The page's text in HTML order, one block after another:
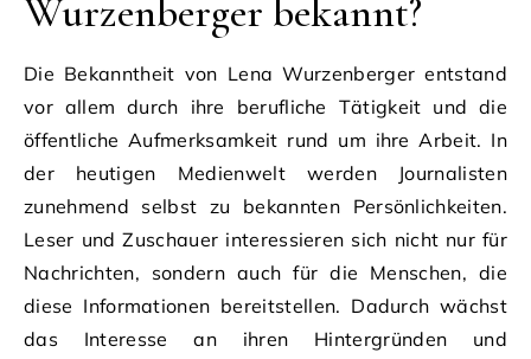
Wurzenberger bekannt?
Die Bekanntheit von Lena Wurzenberger entstand
vor allem durch ihre berufliche Tätigkeit und die
öffentliche Aufmerksamkeit rund um ihre Arbeit. In
der heutigen Medienwelt werden Journalisten
zunehmend selbst zu bekannten Persönlichkeiten.
Leser und Zuschauer interessieren sich nicht nur für
Nachrichten, sondern auch für die Menschen, die
diese Informationen bereitstellen. Dadurch wächst
das Interesse an ihren Hintergründen und